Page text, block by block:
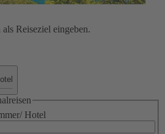
Reiseziel eingeben.
Hotel